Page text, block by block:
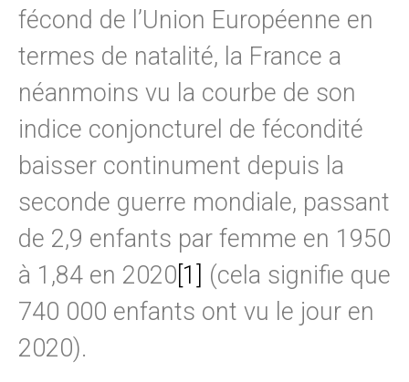
fécond de l’Union Européenne en
termes de natalité, la France a
néanmoins vu la courbe de son
indice conjoncturel de fécondité
baisser continument depuis la
seconde guerre mondiale, passant
de 2,9 enfants par femme en 1950
à 1,84 en 2020[1] (cela signifie que
740 000 enfants ont vu le jour en
2020).